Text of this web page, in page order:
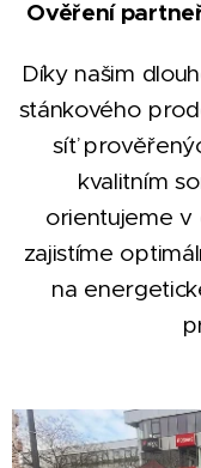
Ověření
Díky našim
stánkového
síť
kvalitním
orientujeme v
zajistíme
na